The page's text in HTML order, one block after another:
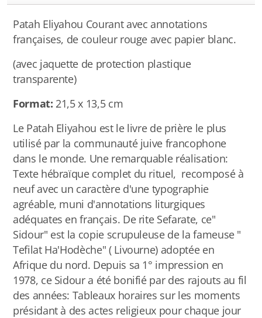
Patah Eliyahou Courant avec annotations
françaises, de couleur rouge avec papier blanc.
(avec jaquette de protection plastique
transparente)
Format: 21,5 x 13,5 cm
Le Patah Eliyahou est le livre de prière le plus
utilisé par la communauté juive francophone
dans le monde. Une remarquable réalisation:
Texte hébraïque complet du rituel, recomposé à
neuf avec un caractère d'une typographie
agréable, muni d'annotations liturgiques
adéquates en français. De rite Sefarate, ce"
Sidour" est la copie scrupuleuse de la fameuse "
Tefilat Ha'Hodèche" ( Livourne) adoptée en
Afrique du nord. Depuis sa 1° impression en
1978, ce Sidour a été bonifié par des rajouts au fil
des années: Tableaux horaires sur les moments
présidant à des actes religieux pour chaque jour